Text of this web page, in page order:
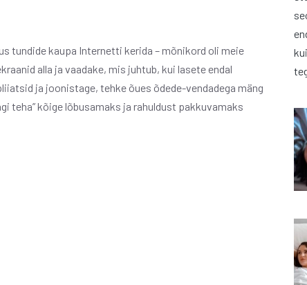
tundide kaupa Internetti kerida – mõnikord oli meie
alla ja vaadake, mis juhtub, kui lasete endal
ja joonistage, tehke õues õdede-vendadega mäng
teha” kõige lõbusamaks ja rahuldust pakkuvamaks